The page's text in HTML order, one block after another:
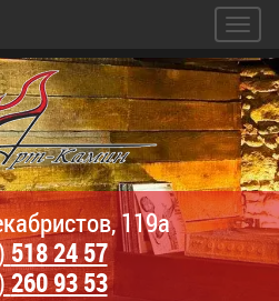
119а
518 24 57
260 93 53